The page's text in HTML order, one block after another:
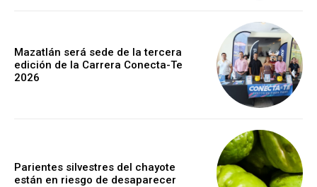
Mazatlán será sede de la tercera
edición de la Carrera Conecta-Te
2026
Parientes silvestres del chayote
están en riesgo de desaparecer